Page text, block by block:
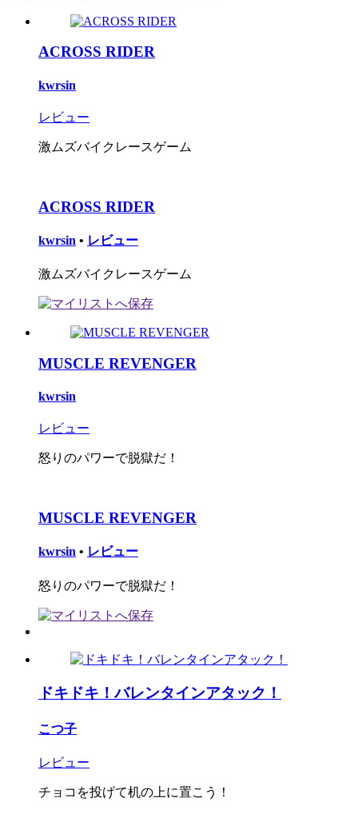
ACROSS RIDER
kwrsin
レビュー
激ムズバイクレースゲーム
ACROSS RIDER
kwrsin • レビュー
激ムズバイクレースゲーム
MUSCLE REVENGER
kwrsin
レビュー
怒りのパワーで脱獄だ！
MUSCLE REVENGER
kwrsin • レビュー
怒りのパワーで脱獄だ！
ドキドキ！バレンタインアタック！
こつ子
レビュー
チョコを投げて机の上に置こう！